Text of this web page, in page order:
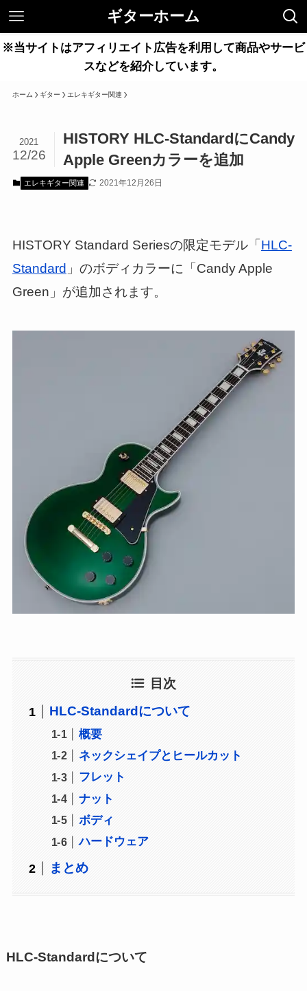
ギターホーム
※当サイトはアフィリエイト広告を利用して商品やサービ
スなどを紹介しています。
ホーム ギター エレキギター関連
HISTORY HLC-StandardにCandy
Apple Greenカラーを追加
2021
12/26
エレキギター関連 2021年12月26日
HISTORY Standard Seriesの限定モデル「 HLC-
Standard 」のボディカラーに「Candy Apple
Green」が追加されます。
目次
HLC-Standardについて
概要
ネックシェイプとヒールカット
フレット
ナット
ボディ
ハードウェア
まとめ
HLC-Standardについて